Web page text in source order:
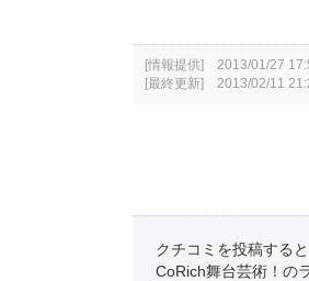
[情報提供] 2013/01/27
[最終更新] 2013/02/11
クチコミを投稿すると
CoRich舞台芸術！の